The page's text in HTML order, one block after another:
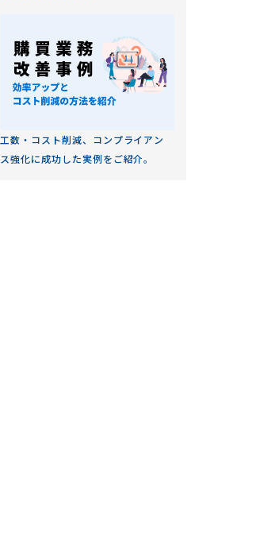
工数・コスト削減、コンプライアン
ス強化に成功した実例をご紹介。